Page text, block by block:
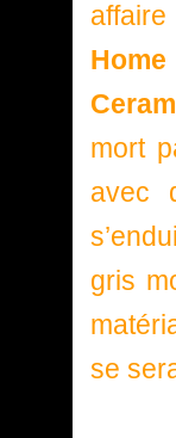
mort
avec
gris
se